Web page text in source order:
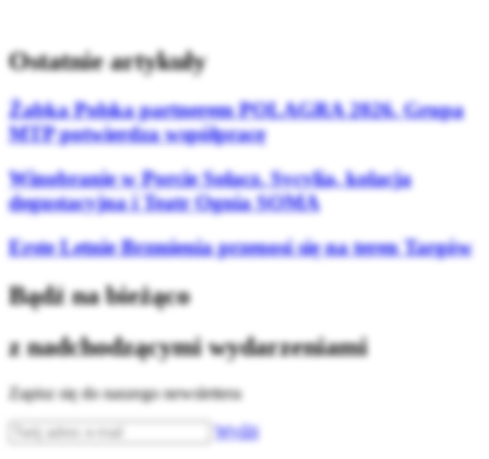
Ostatnie artykuły
Żabka Polska partnerem POLAGRA 2026. Grupa
MTP potwierdza współpracę
Winobranie w Porcie Sołacz. Sycylia, kolacja
degustacyjna i Teatr Ognia SOMA
Erste Letnie Brzmienia przenosi się na teren Targów
Bądź na bieżąco
z nadchodzącymi wydarzeniami
Zapisz się do naszego newslettera
Wyślij